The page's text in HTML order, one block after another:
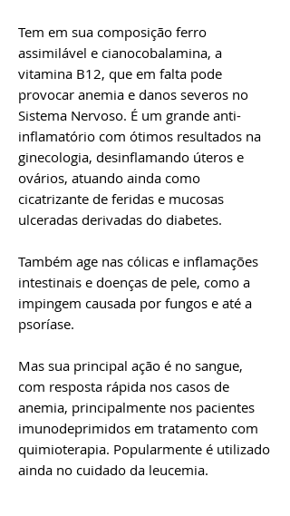
Tem em sua composição ferro
assimilável e cianocobalamina, a
vitamina B12, que em falta pode
provocar anemia e danos severos no
Sistema Nervoso. É um grande anti-
inflamatório com ótimos resultados na
ginecologia, desinflamando úteros e
ovários, atuando ainda como
cicatrizante de feridas e mucosas
ulceradas derivadas do diabetes.
Também age nas cólicas e inflamações
intestinais e doenças de pele, como a
impingem causada por fungos e até a
psoríase.
Mas sua principal ação é no sangue,
com resposta rápida nos casos de
anemia, principalmente nos pacientes
imunodeprimidos em tratamento com
quimioterapia. Popularmente é utilizado
ainda no cuidado da leucemia.